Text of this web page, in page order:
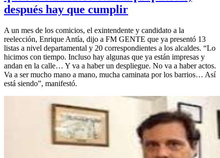
después hay que cumplir
A un mes de los comicios, el exintendente y candidato a la
reelección, Enrique Antía, dijo a FM GENTE que ya presentó 13
listas a nivel departamental y 20 correspondientes a los alcaldes. “Lo
hicimos con tiempo. Incluso hay algunas que ya están impresas y
andan en la calle… Y va a haber un despliegue. No va a haber actos.
Va a ser mucho mano a mano, mucha caminata por los barrios… Así
está siendo”, manifestó.